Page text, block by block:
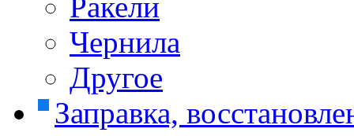
Чернила
Другое
Заправка,